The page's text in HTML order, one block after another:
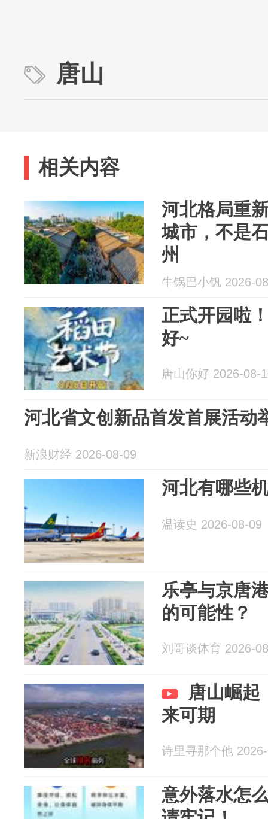
唐山
相关内容
河北格局重
城市，不是
州
牛锅巴小钒 2026-
正式开园啦
好~
唐山你好 2026-08-
河北省文创新品首发首展活动
新浪财经 2026-08-09
河北有哪些
温读史 2026-08-09
乐亭与京唐
的可能性？
刘哥谈体育 2026-
唐山崛起
来可期
诗里寻那个他
意外落水怎